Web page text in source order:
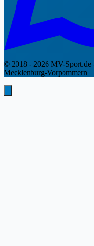
© 2018 - 2026 MV-Sport.de
Mecklenburg-Vorpommern